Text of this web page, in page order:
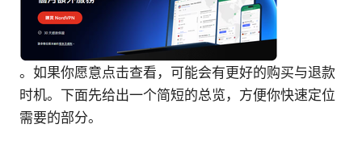
。如果你愿意点击查看，可能会有更好的购买与退款
时机。下面先给出一个简短的总览，方便你快速定位
需要的部分。